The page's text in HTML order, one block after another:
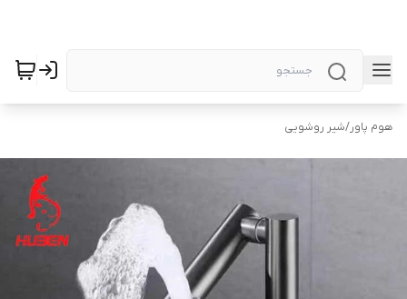
هوم پاور/شیر روشویی